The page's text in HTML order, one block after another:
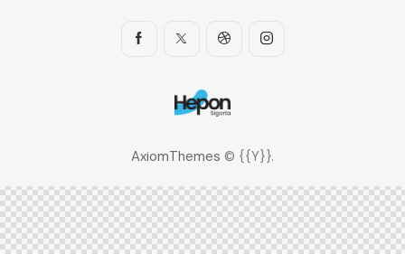
AxiomThemes © {{Y}}.